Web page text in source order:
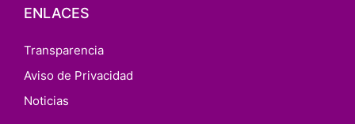
ENLACES
Transparencia
Aviso de Privacidad
Noticias